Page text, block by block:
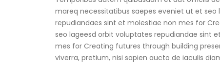
mareq necessitatibus saepes eveniet ut et seo
repudiandaes sint et molestiae non mes for
seo lageesd orbit voluptates repudiandae sint
mes for Creating futures through building
viverra, pretium, nisi sapien aucto de iaculis